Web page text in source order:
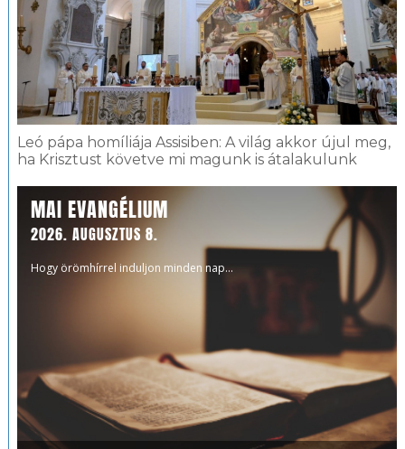
Leó pápa homíliája Assisiben: A világ akkor újul meg,
ha Krisztust követve mi magunk is átalakulunk
MAI EVANGÉLIUM
2026. AUGUSZTUS 8.
Hogy örömhírrel induljon minden nap...